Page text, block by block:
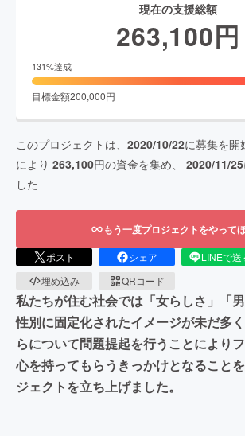
現在の支援総額
263,100円
131%達成
目標金額200,000円
このプロジェクトは、 2020/10/22に募集を開
により 263,100円の資金を集め、 2020/11/25
した
もう一度プロジェクトをやって
ポスト シェア LINEで送
埋め込み
QRコード
私たちが住む社会では「女らしさ」「
性別に固定化されたイメージが未だ多
らについて問題提起を行うことにより
心を持ってもらうきっかけとなること
ジェクトを立ち上げました。